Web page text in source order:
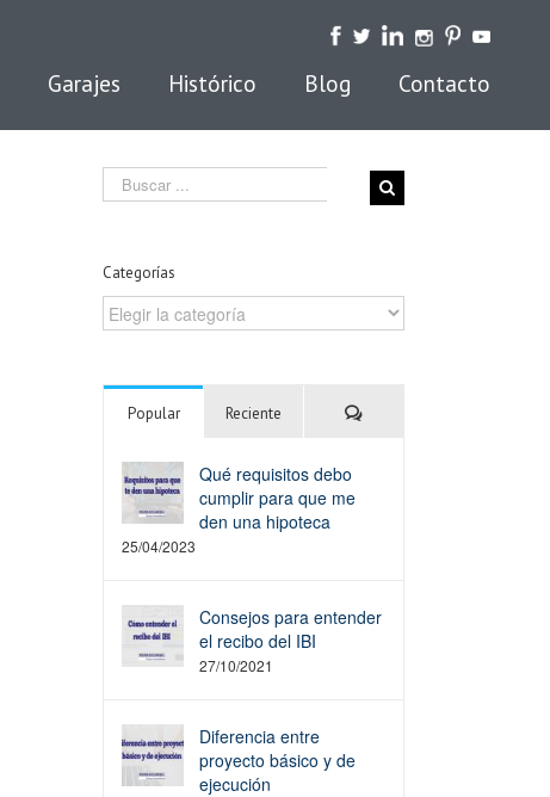
Garajes Histórico Blog Contacto
Search
for:
Categorías
Categorías
Popular Reciente Comentarios
Qué requisitos debo
cumplir para que me
den una hipoteca
25/04/2023
Consejos para entender
el recibo del IBI
27/10/2021
Diferencia entre
proyecto básico y de
ejecución